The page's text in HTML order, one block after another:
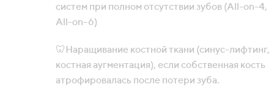
систем при полном отсутствии зубов (All-on-4,
All-on-6)
🦷Наращивание костной ткани (синус-лифтинг,
костная аугментация), если собственная кость
атрофировалась после потери зуба.